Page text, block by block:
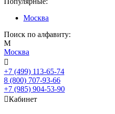
Москва
Поиск по алфавиту:
М
Москва

+7 (499) 113-65-74
8 (800) 707-93-66
+7 (985) 904-53-90
Кабинет